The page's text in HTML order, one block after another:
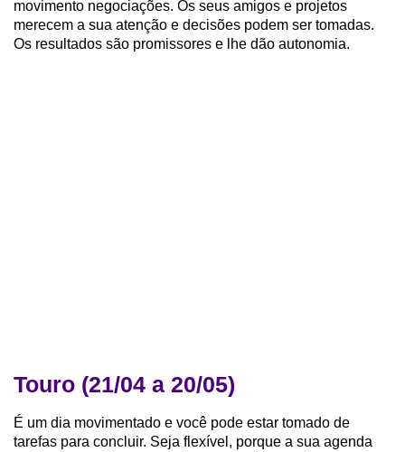
movimento negociações. Os seus amigos e projetos
merecem a sua atenção e decisões podem ser tomadas.
Os resultados são promissores e lhe dão autonomia.
Touro (21/04 a 20/05)
É um dia movimentado e você pode estar tomado de
tarefas para concluir. Seja flexível, porque a sua agenda